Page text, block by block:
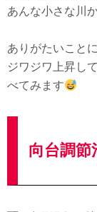
あんな小さな川
ありがたいこと
ジワジワ上昇し
べてみます
向台調節